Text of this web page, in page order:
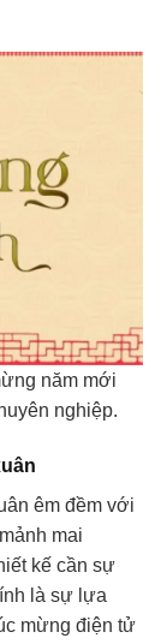
năm mới
nghiệp.
êm đềm với
mai
kế cần sự
là sự lựa
mừng điện tử